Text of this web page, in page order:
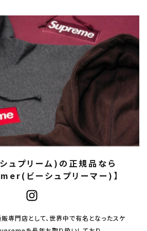
プリーム)の正規品なら
ビーシュプリーマー)】
専門店として、世界中で有名となったスケ